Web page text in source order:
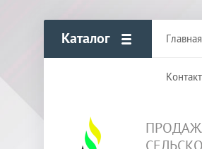
Каталог Главная